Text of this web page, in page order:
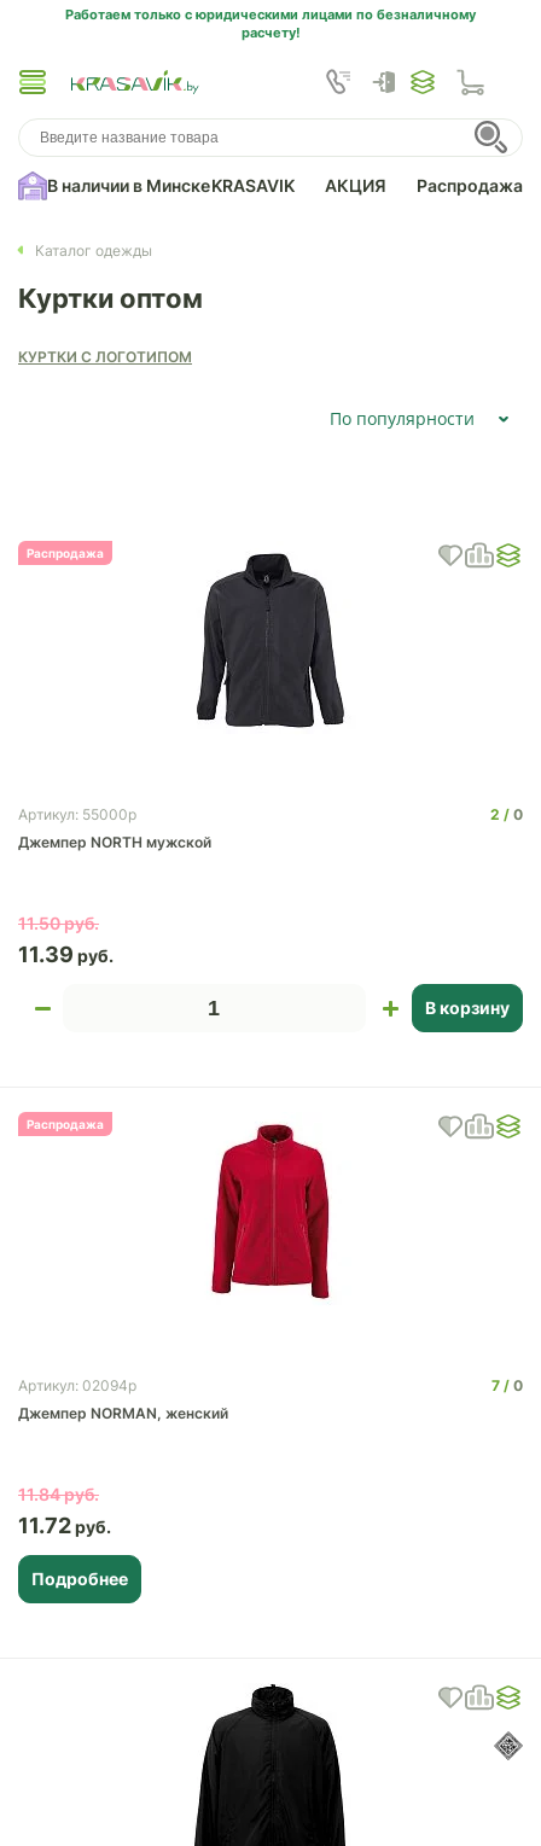
Работаем только с юридическими лицами по безналичному
расчету!
В наличии в МинскеKRASAVIK АКЦИЯ Распродажа
Каталог одежды
Куртки оптом
КУРТКИ С ЛОГОТИПОМ
По популярности
Распродажа
Артикул: 55000p 2
0
Джемпер NORTH мужской
11.50
11.39
В корзину
Распродажа
Артикул: 02094p 7
0
Джемпер NORMAN, женский
11.84
11.72
Подробнее